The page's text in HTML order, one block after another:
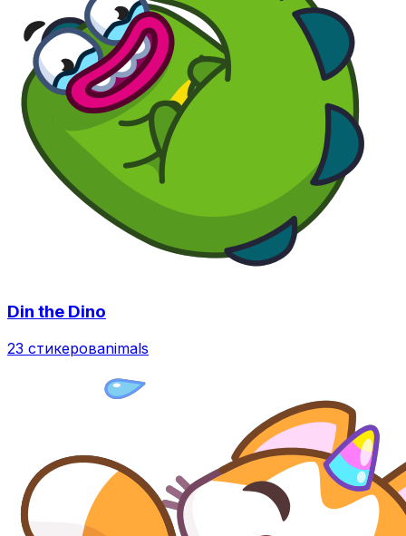
Din the Dino
23 стикеровanimals